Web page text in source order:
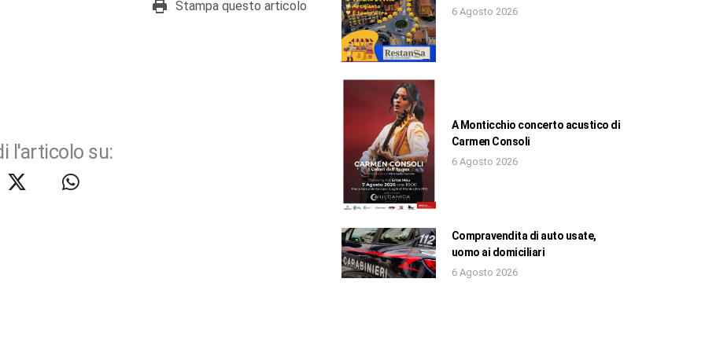
Stampa questo articolo
l'articolo su:
6 Agosto 2026
A Monticchio concerto acustico di
Carmen Consoli
6 Agosto 2026
Compravendita di auto usate,
uomo ai domiciliari
6 Agosto 2026